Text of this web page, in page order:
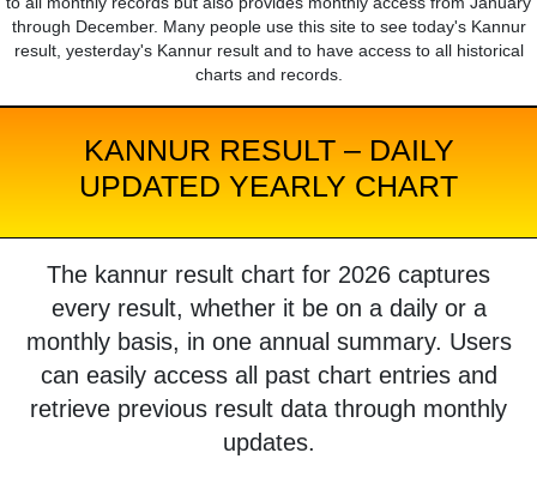
through December. Many people use this site to see today's Kannur
result, yesterday's Kannur result and to have access to all historical
charts and records.
KANNUR RESULT – DAILY
UPDATED YEARLY CHART
The kannur result chart for 2026 captures
every result, whether it be on a daily or a
monthly basis, in one annual summary. Users
can easily access all past chart entries and
retrieve previous result data through monthly
updates.